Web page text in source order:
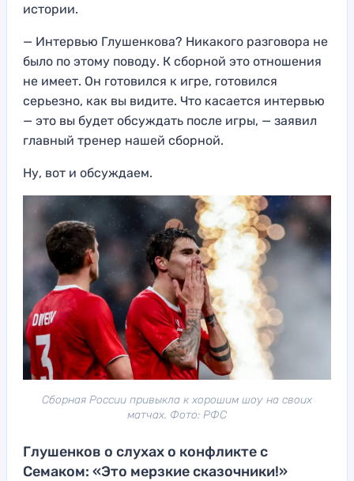
истории.
— Интервью Глушенкова? Никакого разговора не
было по этому поводу. К сборной это отношения
не имеет. Он готовился к игре, готовился
серьезно, как вы видите. Что касается интервью
— это вы будет обсуждать после игры, — заявил
главный тренер нашей сборной.
Ну, вот и обсуждаем.
Сборная России привыкла к хорошим шоу на своих
матчах. Фото: РФС
Глушенков о слухах о конфликте с
Семаком: «Это мерзкие сказочники!»